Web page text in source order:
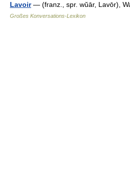
Lavoir— (franz., spr. wŭār, Lavōr),
Großes Konversations-Lexikon